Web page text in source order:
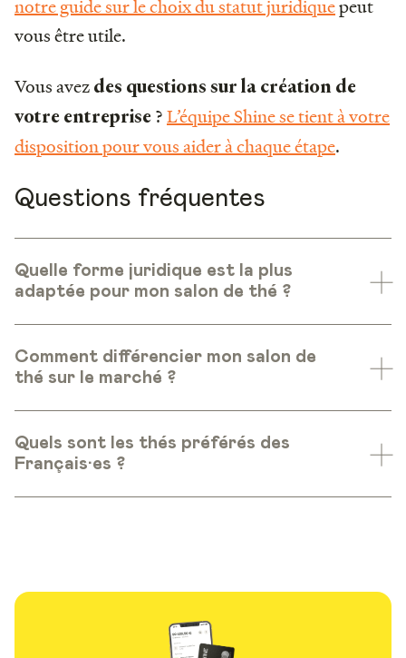
notre guide sur le choix du statut juridiquepeut
vous être utile.
Vous avez des questions sur la création de
votre entreprise ?L’équipe Shine se tient à votre
disposition pour vous aider à chaque étape.
Questions fréquentes
Quelle forme juridique est la plus
adaptée pour mon salon de thé ?
Comment différencier mon salon de
thé sur le marché ?
Quels sont les thés préférés des
Français·es ?